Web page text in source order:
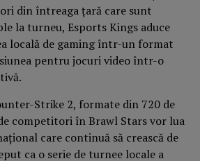
din întreaga țară care sunt
la turneu, Esports Kings aduce
locală de gaming într-un format
pentru jocuri video într-o
Strike 2, formate din 720 de
competitori în Brawl Stars vor lua
care continuă să crească de
ca o serie de turnee locale a